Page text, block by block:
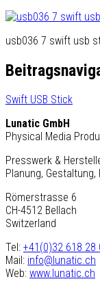
usb036 7 swift usb
Swift USB Stick
Lunatic GmbH
Physical Media
Presswerk &
Planung, Gestaltung,
Römerstrasse 6
CH-4512 Bellach
Switzerland
Tel: +41(0)32 618 28
Mail: info@lunatic.ch
Web: www.lunatic.ch